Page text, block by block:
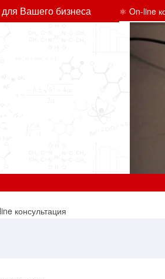
Вашего бизнеса ⚛ On-line
консультация